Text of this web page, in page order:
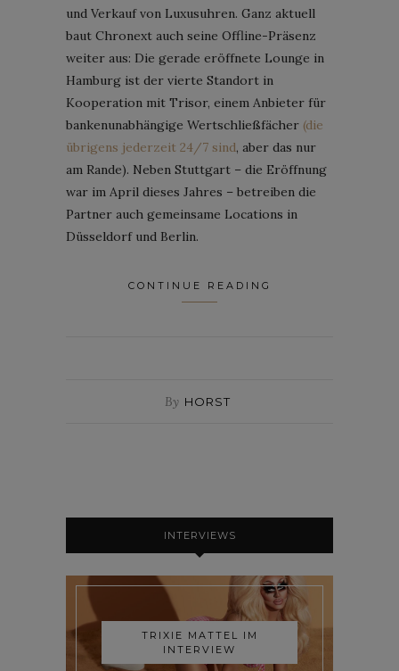
und Verkauf von Luxusuhren. Ganz aktuell
baut Chronext auch seine Offline-Präsenz
weiter aus: Die gerade eröffnete Lounge in
Hamburg ist der vierte Standort in
Kooperation mit Trisor, einem Anbieter für
bankenunabhängige Wertschließfächer (die
übrigens jederzeit 24/7 sind, aber das nur
am Rande). Neben Stuttgart – die Eröffnung
war im April dieses Jahres – betreiben die
Partner auch gemeinsame Locations in
Düsseldorf und Berlin.
CONTINUE READING
By HORST
INTERVIEWS
TRIXIE MATTEL IM
INTERVIEW